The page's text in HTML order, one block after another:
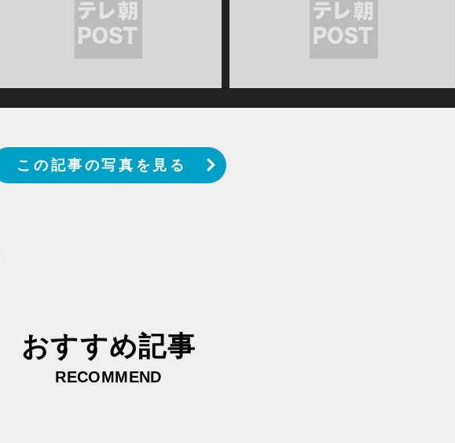
この記事の写真を見る
おすすめ記事
RECOMMEND